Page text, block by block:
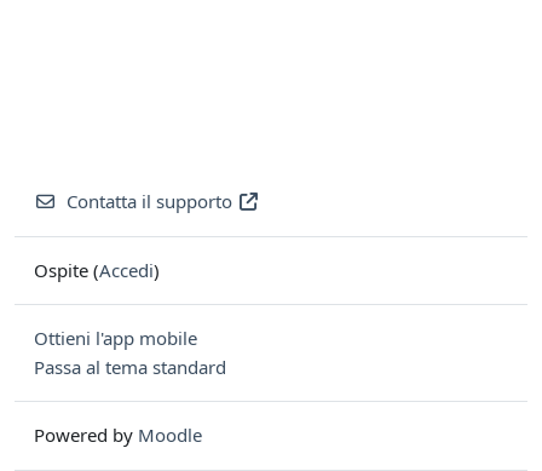
Contatta il supporto
Ospite (Accedi)
Ottieni l'app mobile
Passa al tema standard
Powered by Moodle